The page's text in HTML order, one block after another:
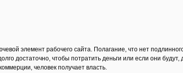
элемент рабочего сайта. Полагание, что нет
достаточно, чтобы потратить деньги или если они
человек получает власть.